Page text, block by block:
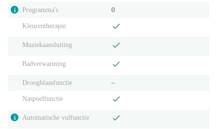
i Programma's 0
Kleurentherapie
Muziekaansluiting
Badverwarming
Droogblaasfunctie ‒
Naspoelfunctie
i Automatische vulfunctie